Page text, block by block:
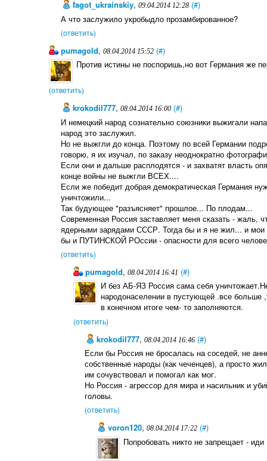
fagot_ukrainskiy,09.04.2014 12:28 (#)
А что заслужило укробыдло прозамбированное?
(ответить)
pumagold, 08.04.2014 15:52 (#)
Против истины не поспоришь,но вот Германия же
(ответить)
krokodil777,08.04.2014 16:00 (#)
И немецкий народ сознательно союзники выжигали
народ это заслужил.
Но не выжгли до конца. Поэтому по всей Германии
говорю, я их изучал, по заказу неоднократно
Если они и дальше расплодятся - и захватят власть
конце войны не выжгли ВСЕХ....
Если же победит добрая демократическая Германия
уничтожили...
Так будующее "разъясняет" прошлое... По плодам...
Современная Россия заставляет меня сказать - жаль,
ядерными зарядами СССР. Тогда бы и я не жил... и
бы и ПУТИНСКОЙ РОссии - опасности для всего
(ответить)
pumagold, 08.04.2014 16:41 (#)
И без АБ-ЯЗ Россия сама себя
народонаселении в пустующей .все больше
в конечном итоге чем- то заполняются.
(ответить)
krokodil777,08.04.2014 16:46 (#)
Если бы Россия не бросалась на соседей, не
собственные народы (как чеченцев), а просто
им сочувствовал и помогал как мог.
Но Россия - агрессор для мира и насильник и
головы.
(ответить)
voron120,08.04.2014 17:22 (#)
Попробовать никто не запрещает -